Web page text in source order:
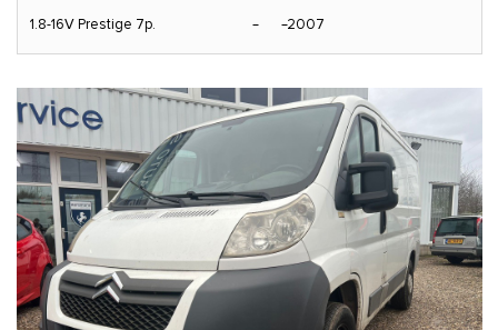
1.8-16V Prestige 7p. 2007